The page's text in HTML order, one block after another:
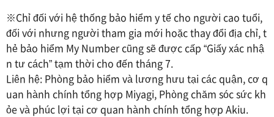
※Chỉ đối với hệ thống bảo hiểm y tế cho người cao tuổi,
đối với nhưng người tham gia mới hoặc thay đổi địa chỉ, t
hẻ bảo hiểm My Number cũng sẽ được cấp “Giấy xác nhậ
n tư cách” tạm thời cho đến tháng 7.
Liên hệ: Phòng bảo hiểm và lương hưu tại các quận, cơ q
uan hành chính tổng hợp Miyagi, Phòng chăm sóc sức kh
ỏe và phúc lợi tại cơ quan hành chính tổng hợp Akiu.